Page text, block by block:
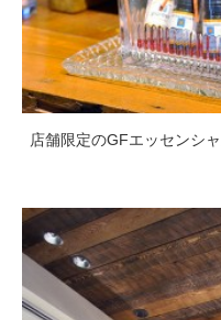
店舗限定のGFエッセンシ